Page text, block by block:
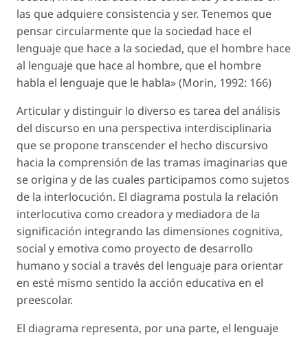
las que adquiere consistencia y ser. Tenemos que
pensar circularmente que la sociedad hace el
lenguaje que hace a la sociedad, que el hombre hace
al lenguaje que hace al hombre, que el hombre
habla el lenguaje que le habla» (Morin, 1992: 166)
Articular y distinguir lo diverso es tarea del análisis
del discurso en una perspectiva interdisciplinaria
que se propone transcender el hecho discursivo
hacia la comprensión de las tramas imaginarias que
se origina y de las cuales participamos como sujetos
de la interlocución. El diagrama postula la relación
interlocutiva como creadora y mediadora de la
significación integrando las dimensiones cognitiva,
social y emotiva como proyecto de desarrollo
humano y social a través del lenguaje para orientar
en esté mismo sentido la acción educativa en el
preescolar.
El diagrama representa, por una parte, el lenguaje